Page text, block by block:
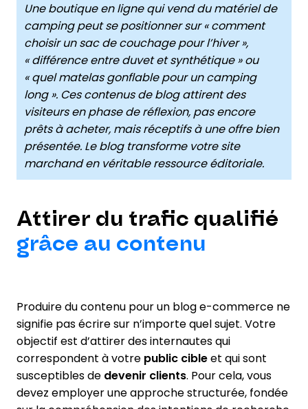
Une boutique en ligne qui vend du matériel de
camping peut se positionner sur « comment
choisir un sac de couchage pour l’hiver »,
« différence entre duvet et synthétique » ou
« quel matelas gonflable pour un camping
long ». Ces contenus de blog attirent des
visiteurs en phase de réflexion, pas encore
prêts à acheter, mais réceptifs à une offre bien
présentée. Le blog transforme votre site
marchand en véritable ressource éditoriale.
Attirer du trafic qualifié
grâce au contenu
Produire du contenu pour un blog e-commerce ne
signifie pas écrire sur n’importe quel sujet. Votre
objectif est d’attirer des internautes qui
correspondent à votre public cibleet qui sont
susceptibles de devenir clients. Pour cela, vous
devez employer une approche structurée, fondée